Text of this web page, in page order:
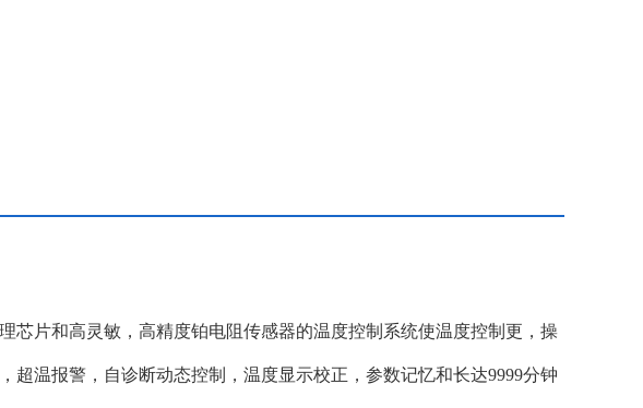
芯片和高灵敏，高精度铂电阻传感器的温度控制系统使温度控制更，操
超温报警，自诊断动态控制，温度显示校正，参数记忆和长达9999分钟